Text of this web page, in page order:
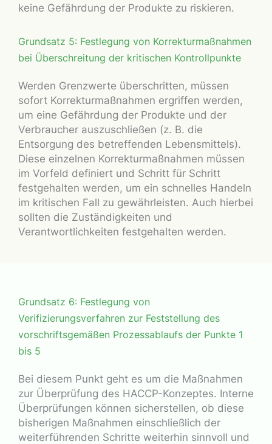
keine Gefährdung der Produkte zu riskieren.
Grundsatz 5: Festlegung von Korrekturmaßnahmen
bei Überschreitung der kritischen Kontrollpunkte
Werden Grenzwerte überschritten, müssen
sofort Korrekturmaßnahmen ergriffen werden,
um eine Gefährdung der Produkte und der
Verbraucher auszuschließen (z. B. die
Entsorgung des betreffenden Lebensmittels).
Diese einzelnen Korrekturmaßnahmen müssen
im Vorfeld definiert und Schritt für Schritt
festgehalten werden, um ein schnelles Handeln
im kritischen Fall zu gewährleisten. Auch hierbei
sollten die Zuständigkeiten und
Verantwortlichkeiten festgehalten werden.
Grundsatz 6: Festlegung von
Verifizierungsverfahren zur Feststellung des
vorschriftsgemäßen Prozessablaufs der Punkte 1
bis 5
Bei diesem Punkt geht es um die Maßnahmen
zur Überprüfung des HACCP-Konzeptes. Interne
Überprüfungen können sicherstellen, ob diese
bisherigen Maßnahmen einschließlich der
weiterführenden Schritte weiterhin sinnvoll und